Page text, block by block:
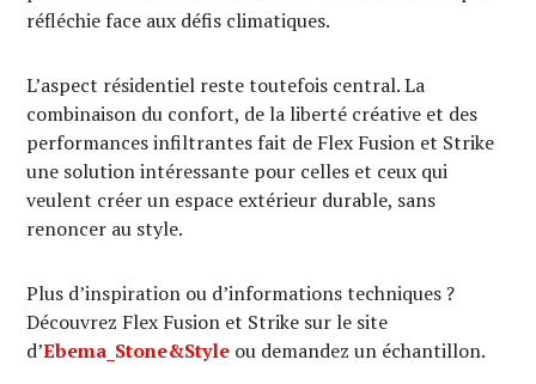
réfléchie face aux défis climatiques.
L’aspect résidentiel reste toutefois central. La
combinaison du confort, de la liberté créative et des
performances infiltrantes fait de Flex Fusion et Strike
une solution intéressante pour celles et ceux qui
veulent créer un espace extérieur durable, sans
renoncer au style.
Plus d’inspiration ou d’informations techniques ?
Découvrez Flex Fusion et Strike sur le site
d’Ebema_Stone&Style ou demandez un échantillon.